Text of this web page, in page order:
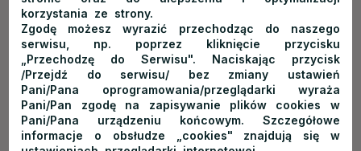
Obie restauracje umożliwiają organizację przyjęć
okolicznościowych i firmowych, urodzin czy spotkań
integracyjnych. Na życzenie gości, właściciele mogą również
zorganizować prawdziwą góralską biesiadę z muzyką na
żywo. Warto przemyśleć tą kwestię, jeśli wybieramy się
korzystania ze strony.
Zgodę możesz wyrazić przechodząc do naszego
serwisu, np. poprzez kliknięcie przycisku
„Przechodzę do Serwisu". Naciskając przycisk
/Przejdź do serwisu/ bez zmiany ustawień
Pani/Pana oprogramowania/przeglądarki wyraża
Pani/Pan zgodę na zapisywanie plików cookies w
Pani/Pana urządzeniu końcowym. Szczegółowe
informacje o obsłudze „cookies" znajdują się w